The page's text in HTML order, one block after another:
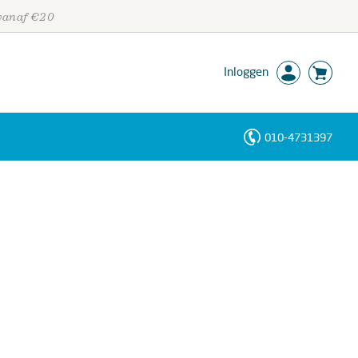
€20
Inloggen
010-4731397
Personen